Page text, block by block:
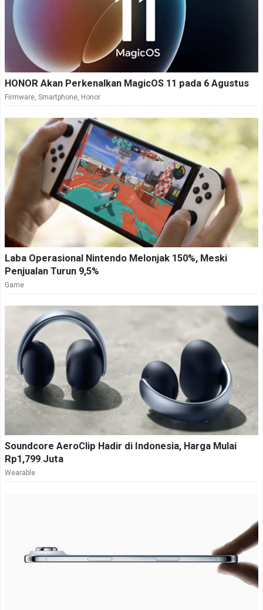
HONOR Akan Perkenalkan MagicOS 11 pada 6 Agustus
Firmware, Smartphone, Honor
Laba Operasional Nintendo Melonjak 150%, Meski
Penjualan Turun 9,5%
Game
Soundcore AeroClip Hadir di Indonesia, Harga Mulai
Rp1,799 Juta
Wearable